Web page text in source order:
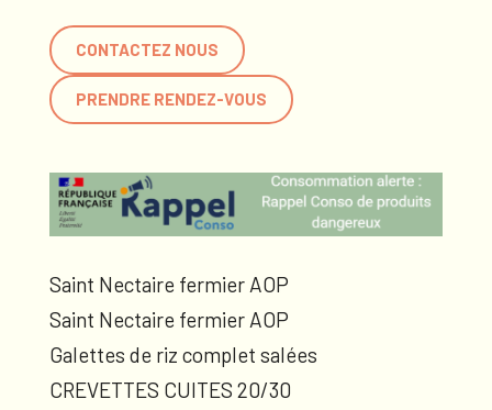
CONTACTEZ NOUS
PRENDRE RENDEZ-VOUS
Saint Nectaire fermier AOP
Saint Nectaire fermier AOP
Galettes de riz complet salées
CREVETTES CUITES 20/30